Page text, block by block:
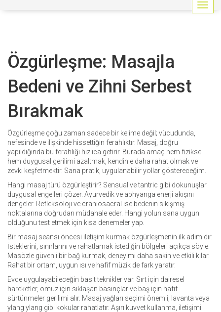
G
e
Özgürleşme: Masajla
Bedeni ve Zihni Serbest
Bırakmak
Özgürleşme çoğu zaman sadece bir kelime değil; vücudunda,
nefesinde ve ilişkinde hissettiğin ferahlıktır. Masaj, doğru
yapıldığında bu ferahlığı hızlıca getirir. Burada amaç hem fiziksel
hem duygusal gerilimi azaltmak, kendinle daha rahat olmak ve
zevki keşfetmektir. Sana pratik, uygulanabilir yollar göstereceğim.
Hangi masaj türü özgürleştirir? Sensual ve tantric gibi dokunuşlar
duygusal engelleri çözer. Ayurvedik ve abhyanga enerji akışını
dengeler. Refleksoloji ve craniosacral ise bedenin sıkışmış
noktalarına doğrudan müdahale eder. Hangi yolun sana uygun
olduğunu test etmek için kısa denemeler yap.
Bir masaj seansı öncesi iletişim kurmak özgürleşmenin ilk adımıdır.
İsteklerini, sınırlarını ve rahatlamak istediğin bölgeleri açıkça söyle.
Masözle güvenli bir bağ kurmak, deneyimi daha sakin ve etkili kılar.
Rahat bir ortam, uygun ısı ve hafif müzik de fark yaratır.
Evde uygulayabileceğin basit teknikler var. Sırt için dairesel
hareketler, omuz için sıklaşan basınçlar ve baş için hafif
sürtünmeler gerilimi alır. Masaj yağları seçimi önemli; lavanta veya
ylang ylang gibi kokular rahatlatır. Aşırı kuvvet kullanma, iletişimi